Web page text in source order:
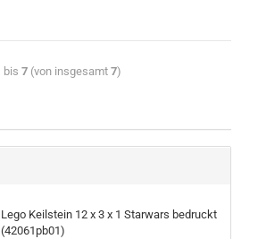
bis 7 (von insgesamt 7)
Lego Keilstein 12 x 3 x 1 Starwars bedruckt
(42061pb01)